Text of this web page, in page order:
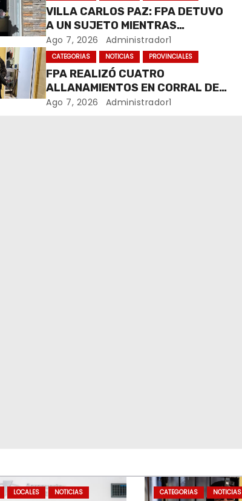
VILLA CARLOS PAZ: FPA DETUVO
A UN SUJETO MIENTRAS
COMERCIALIZABA COCAÍNA Y
MARIHUANA EN UNA PLAZA
Ago 7, 2026 Administrador1
CATEGORIAS NOTICIAS PROVINCIALES
FPA REALIZÓ CUATRO
ALLANAMIENTOS EN CORRAL DE
BUSTOS-IFFLINGER
Ago 7, 2026 Administrador1
LOCALES NOTICIAS CATEGORIAS NOTICIAS